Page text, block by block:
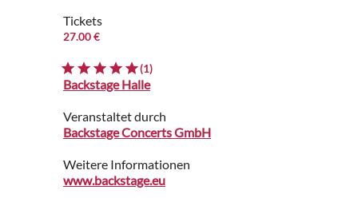
Tickets
27.00 €
(1)
Backstage Halle
Veranstaltet durch
Backstage Concerts GmbH
Weitere Informationen
www.backstage.eu